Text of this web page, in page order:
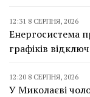
12:31 8 СЕРПНЯ, 2026
Енергосистема
графіків
12:20 8 СЕРПНЯ, 2026
У Миколаєві